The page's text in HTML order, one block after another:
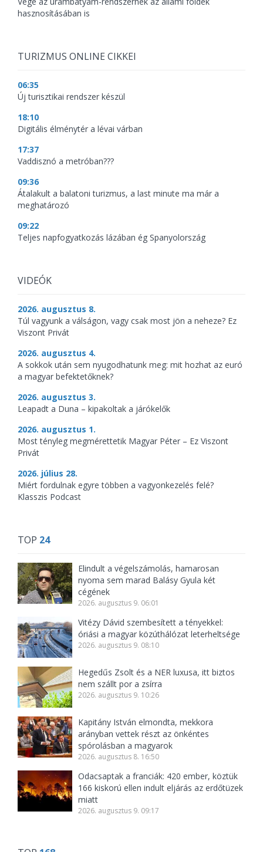
hasznosításában is
TURIZMUS ONLINE CIKKEI
06:35
Új turisztikai rendszer készül
18:10
Digitális élménytér a lévai várban
17:37
Vaddisznó a metróban???
09:36
Átalakult a balatoni turizmus, a last minute ma már a
meghatározó
09:22
Teljes napfogyatkozás lázában ég Spanyolország
VIDEÓK
2026. augusztus 8.
Túl vagyunk a válságon, vagy csak most jön a neheze? Ez
Viszont Privát
2026. augusztus 4.
A sokkok után sem nyugodhatunk meg: mit hozhat az euró
a magyar befektetőknek?
2026. augusztus 3.
Leapadt a Duna – kipakoltak a járókelők
2026. augusztus 1.
Most tényleg megmérettetik Magyar Péter – Ez Viszont
Privát
2026. július 28.
Miért fordulnak egyre többen a vagyonkezelés felé?
Klasszis Podcast
TOP 24
Elindult a végelszámolás, hamarosan
nyoma sem marad Balásy Gyula két
cégének
2026. augusztus 9. 06:01
Vitézy Dávid szembesített a tényekkel:
óriási a magyar közúthálózat leterheltsége
2026. augusztus 9. 08:10
Hegedűs Zsolt és a NER luxusa, itt biztos
nem szállt por a zsírra
2026. augusztus 9. 10:26
Kapitány István elmondta, mekkora
arányban vettek részt az önkéntes
spórolásban a magyarok
2026. augusztus 8. 16:50
Odacsaptak a franciák: 420 ember, köztük
166 kiskorú ellen indult eljárás az erdőtüzek
miatt
2026. augusztus 9. 09:17